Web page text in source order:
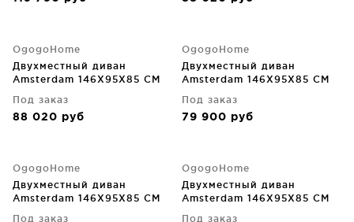
OgogoHome
Двухместный диван
Amsterdam 146X95X85 CM
Под заказ
88 020 руб
OgogoHome
Двухместный диван
Amsterdam 146X95X85 CM
Под заказ
79 900 руб
OgogoHome
Двухместный диван
Amsterdam 146X95X85 CM
Под заказ
OgogoHome
Двухместный диван
Amsterdam 146X95X85 CM
Под заказ